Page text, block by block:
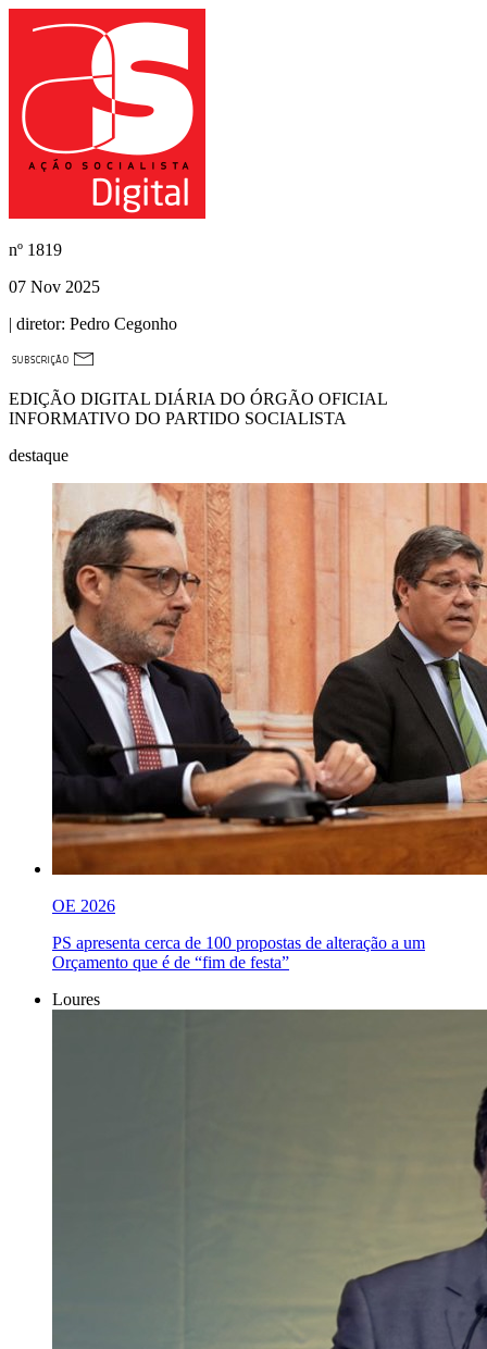
nº 1819
07 Nov 2025
| diretor: Pedro Cegonho
EDIÇÃO DIGITAL DIÁRIA DO ÓRGÃO OFICIAL
INFORMATIVO DO PARTIDO SOCIALISTA
destaque
OE 2026
PS apresenta cerca de 100 propostas de alteração a um
Orçamento que é de “fim de festa”
Loures